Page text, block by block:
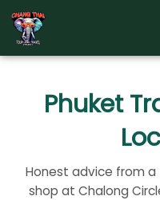
Skip
content
Phuket
Honest advice from
shop at Chalong